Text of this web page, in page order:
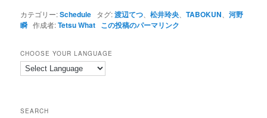
カテゴリー:Schedule タグ:渡辺てつ 、松井玲央 、TABOKUN 、河野
瞬 作成者:Tetsu What この投稿のパーマリンク
CHOOSE YOUR LANGUAGE
SEARCH